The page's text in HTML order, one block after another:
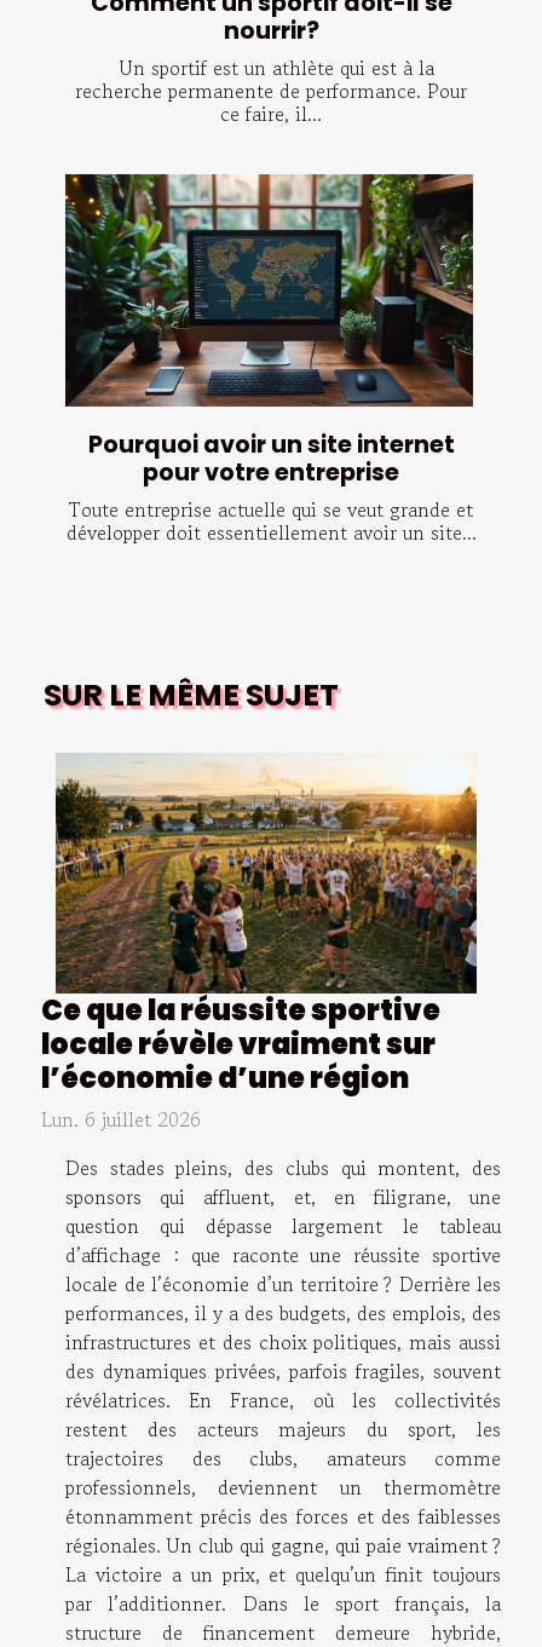
nourrir?
Un sportif est un athlète qui est à la
recherche permanente de performance. Pour
ce faire, il...
Pourquoi avoir un site internet
pour votre entreprise
Toute entreprise actuelle qui se veut grande et
développer doit essentiellement avoir un site...
SUR LE MÊME SUJET
Ce que la réussite sportive
locale révèle vraiment sur
l’économie d’une région
Lun. 6 juillet 2026
Des stades pleins, des clubs qui montent, des
sponsors qui affluent, et, en filigrane, une
question qui dépasse largement le tableau
d’affichage : que raconte une réussite sportive
locale de l’économie d’un territoire ? Derrière les
performances, il y a des budgets, des emplois, des
infrastructures et des choix politiques, mais aussi
des dynamiques privées, parfois fragiles, souvent
révélatrices. En France, où les collectivités
restent des acteurs majeurs du sport, les
trajectoires des clubs, amateurs comme
professionnels, deviennent un thermomètre
étonnamment précis des forces et des faiblesses
régionales. Un club qui gagne, qui paie vraiment ?
La victoire a un prix, et quelqu’un finit toujours
par l’additionner. Dans le sport français, la
structure de financement demeure hybride,